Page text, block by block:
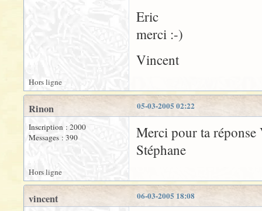
Eric
merci :-)
Vincent
Hors ligne
05-03-2005 02:22
Rinon
Inscription : 2000
Messages : 390
Merci pour ta réponse
Stéphane
Hors ligne
06-03-2005 18:08
vincent